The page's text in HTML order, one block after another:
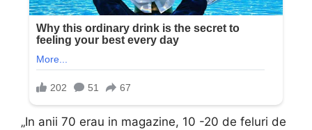
„In anii 70 erau in magazine, 10 -20 de feluri de